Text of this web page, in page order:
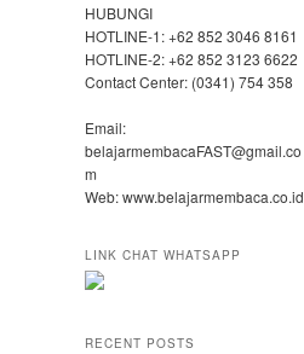
HUBUNGI
HOTLINE-1: +62 852 3046 8161
HOTLINE-2: +62 852 3123 6622
Contact Center: (0341) 754 358
Email:
belajarmembacaFAST@gmail.co
m
Web: www.belajarmembaca.co.id
LINK CHAT WHATSAPP
RECENT POSTS